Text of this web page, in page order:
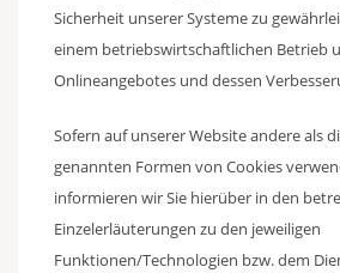
Sicherheit unserer Systeme zu
einem betriebswirtschaftlichen Betrieb
Onlineangebotes und dessen
Sofern auf unserer Website andere als
genannten Formen von Cookies
informieren wir Sie hierüber in den
Einzelerläuterungen zu den jeweiligen
Funktionen/Technologien bzw. dem